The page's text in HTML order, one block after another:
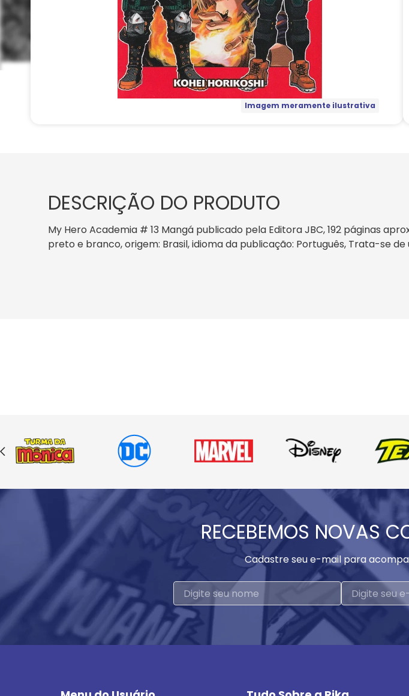
Imagem meramente ilustrativa
DESCRIÇÃO DO PRODUTO
My Hero Academia # 13 Mangá publicado pela Editora JBC, 192 páginas
preto e branco, origem: Brasil, idioma da publicação: Português, Trata-se de
RECEBEMOS NOVAS
Cadastre seu e-mail para